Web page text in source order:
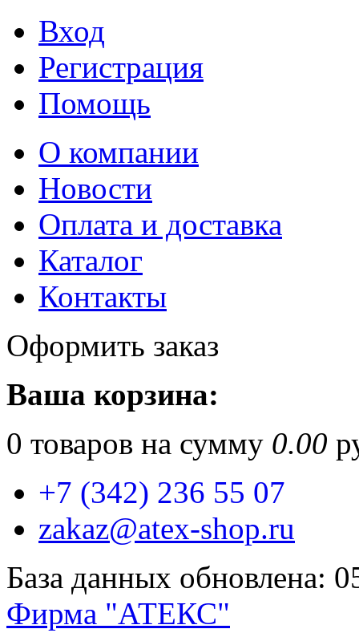
Вход
Регистрация
Помощь
О компании
Новости
Оплата и доставка
Каталог
Контакты
Оформить заказ
Ваша корзина:
0 товаров на сумму 0.00
+7 (342) 236 55 07
zakaz@atex-shop.ru
База данных обновлена:
Фирма "АТЕКС"